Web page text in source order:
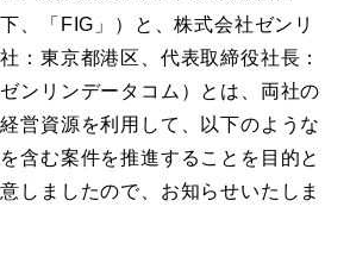
、「FIG」）と、株式会社ゼンリ
：東京都港区、代表取締役社長：
ンリンデータコム）とは、両社の
営資源を利用して、以下のような
含む案件を推進することを目的と
しましたので、お知らせいたしま